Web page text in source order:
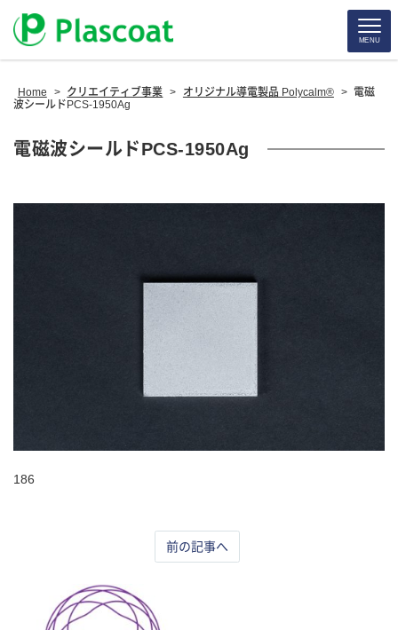
MENU
Home > クリエイティブ事業 > オリジナル導電製品 Polycalm® > 電磁
波シールドPCS-1950Ag
電磁波シールドPCS-1950Ag
186
前の記事へ